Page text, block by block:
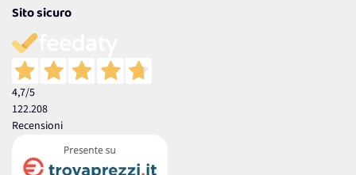
Sito sicuro
4,7/5
122.208
Recensioni